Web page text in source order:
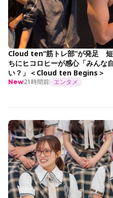
Cloud ten“筋トレ部”が発足 短
ちにヒコロヒーが感心「みんな
い？」＜Cloud ten Begins＞
New21時間前 エンタメ